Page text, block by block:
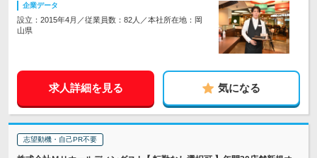
企業データ
設立：2015年4月／従業員数：82人／本社所在地：岡
山県
求人詳細を見る 気になる
志望動機・自己PR不要